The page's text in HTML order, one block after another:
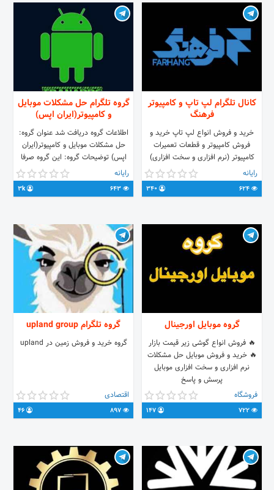
کانال تلگرام لپ تاپ و کامپیوتر
فرهنگ
خرید و فروش انواع لپ تاپ خرید و
فروش کامپیوتر و قطعات تعمیرات
کامپیوتر (نرم افزاری و سخت افزاری)
رایانه
گروه تلگرام حل مشکلات موبایل
و کامپیوتر(ایران اپس)
اطلاعات گروه دریافت شد عنوان گروه:
حل مشکلات موبایل و کامپیوتر(ایران
اپس) توضیحات گروه: این گروه صرفا
جهت رفع اشکال در زمینه های تکنولوژی
( اینترنت، نرم افزار ، سخت
افزار،موبایل، کامپیوتر و ..) میباشد
رایانه
3k
گروه موبایل اورجینال
🔥 فروش انواع گوشی زیر قیمت بازار
🔥 خرید و فروش موبایل حل مشکلات
نرم افزاری و سخت افزاری موبایل
پرسش و پاسخ
فروشگاه
گروه تلگرام upland group
گروه خرید و فروش زمین در upland
اقتصادی